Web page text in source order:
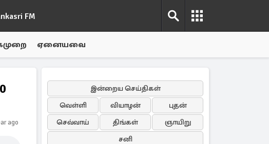
FM
ஏனையவை
ago
இன்றைய செய்திகள்
வெள்ளி
வியாழன்
புதன்
செவ்வாய்
திங்கள்
ஞாயிறு
சனி